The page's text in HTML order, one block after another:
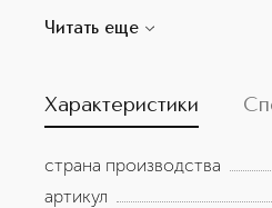
интенсивный блеск с
Читать еще
Характеристики
страна производства
артикул